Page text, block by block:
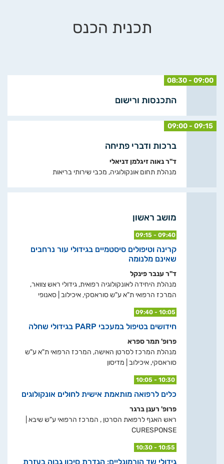
תכנית הכנס
08:30 - 09:00
התכנסות ורישום
09:00 - 09:15
ברכות ודברי פתיחה
ד"ר נאוה זיגלמן דניאלי
מנהלת תחום אונקולוגיה, מכבי שירותי בריאות
מושב ראשון
09:15 - 09:40
קרינה וטיפולים סיסטמיים בגידולי עור נרחבים
שאינם מלנומה
ד"ר ענבר פינקל
מנהלת היחידה לאונקולוגיה רפואית, גידולי ראש צוואר,
המרכז הרפואי ת"א ע"ש סוראסקי, איכילוב | סאנופי
09:40 - 10:05
חידושים בטיפול במעכבי PARP בגידולי שחלה
פרופ' תמר ספרא
מנהלת המרכז לסרטן האישה, המרכז הרפואי ת"א ע"ש
סוראסקי, איכילוב | מדיסון
10:05 - 10:30
כלים לרפואה מותאמת אישית לחולים אונקולוגים
פרופ' רענן ברגר
ראש האגף לרפואת הסרטן , המרכז הרפואי ע"ש שיבא |
CURESPONSE
10:30 - 10:55
גידולי שד הורמונליים: הגדרת סיכון גבוה בעזרת